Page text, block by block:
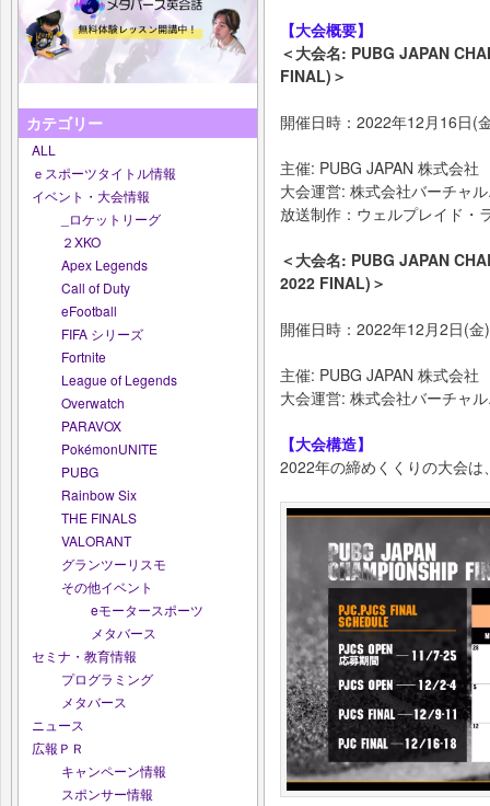
カテゴリー
ALL
ｅスポーツタイトル情報
イベント・大会情報
_ロケットリーグ
２XKO
Apex Legends
Call of Duty
eFootball
FIFA シリーズ
Fortnite
League of Legends
Overwatch
PARAVOX
PokémonUNITE
PUBG
Rainbow Six
THE FINALS
VALORANT
グランツーリスモ
その他イベント
eモータースポーツ
メタバース
セミナ・教育情報
プログラミング
メタバース
ニュース
広報ＰＲ
キャンペーン情報
スポンサー情報
【大会概要】
＜大会名: PUBG JAPAN
FINAL)＞
開催日時：2022年12月16日(
主催: PUBG JAPAN 株式会社
大会運営: 株式会社バーチャ
放送制作：ウェルプレイド・
＜大会名: PUBG JAPAN
2022 FINAL)＞
開催日時：2022年12月2日(
主催: PUBG JAPAN 株式会社
大会運営: 株式会社バーチャ
【大会構造】
2022年の締めくくりの大会